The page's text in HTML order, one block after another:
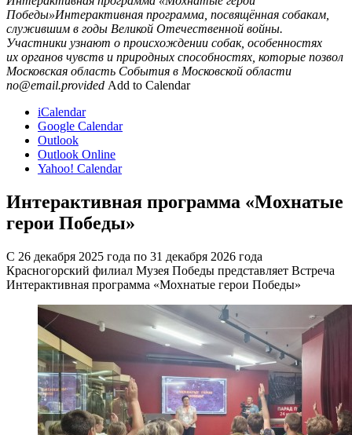
Победы»Интерактивная программа, посвящённая собакам,
служившим в годы Великой Отечественной войны.
Участники узнают о происхождении собак, особенностях
их органов чувств и природных способностях, которые позвол
Московская область События в Московской области
no@email.provided Add to Calendar
iCalendar
Google Calendar
Outlook
Outlook Online
Yahoo! Calendar
Интерактивная программа «Мохнатые
герои Победы»
С 26 декабря 2025 года по 31 декабря 2026 года
Красногорский филиал Музея Победы представляет Встреча
Интерактивная программа «Мохнатые герои Победы»